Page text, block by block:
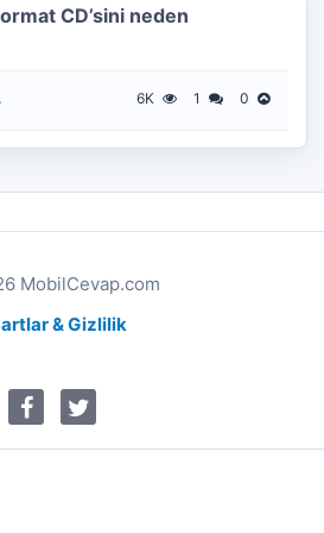
CD’sini neden
6K 1 0
MobilCevap.com
& Gizlilik